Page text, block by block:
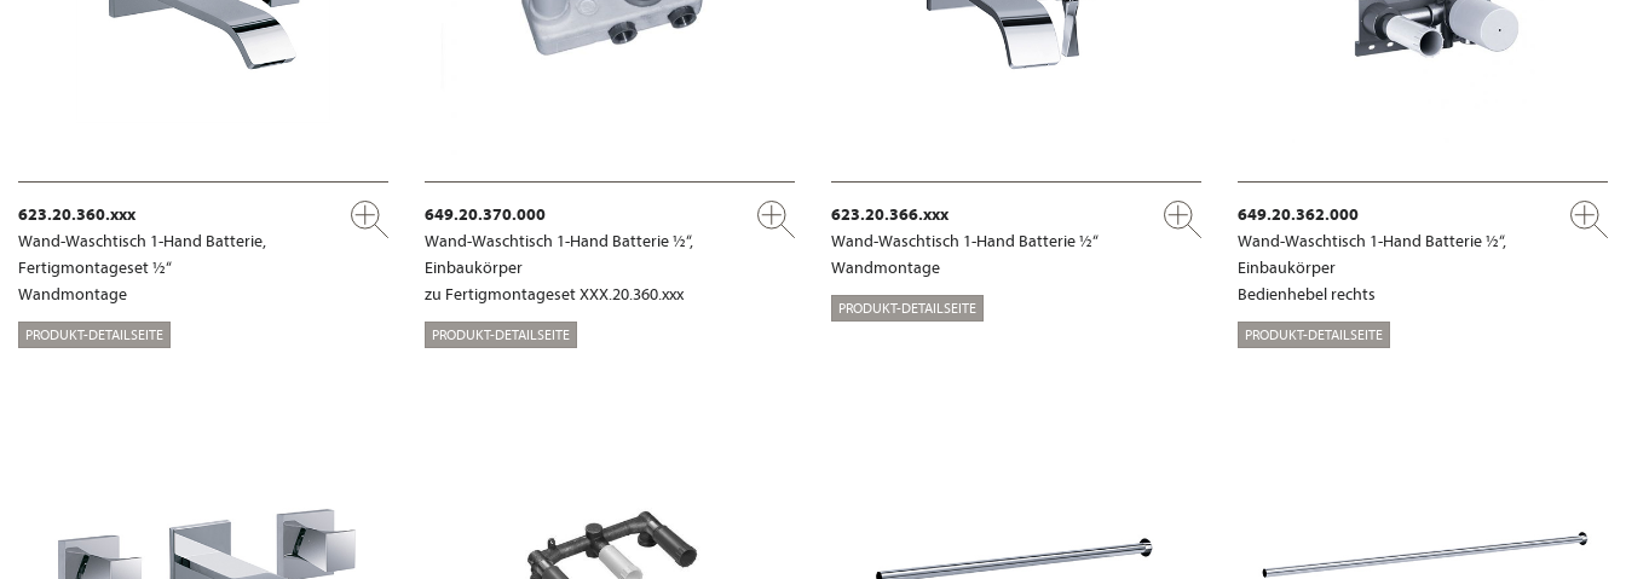
623.20.360.xxx
Wand-Waschtisch 1-Hand Batterie,
Fertigmontageset ½“
Wandmontage
PRODUKT-DETAILSEITE
649.20.370.000
Wand-Waschtisch 1-Hand Batterie ½“,
Einbaukörper
zu Fertigmontageset XXX.20.360.xxx
PRODUKT-DETAILSEITE
623.20.366.xxx
Wand-Waschtisch 1-Hand Batterie ½“
Wandmontage
PRODUKT-DETAILSEITE
649.20.362.000
Wand-Waschtisch 1-Hand Batterie ½“,
Einbaukörper
Bedienhebel rechts
PRODUKT-DETAILSEITE